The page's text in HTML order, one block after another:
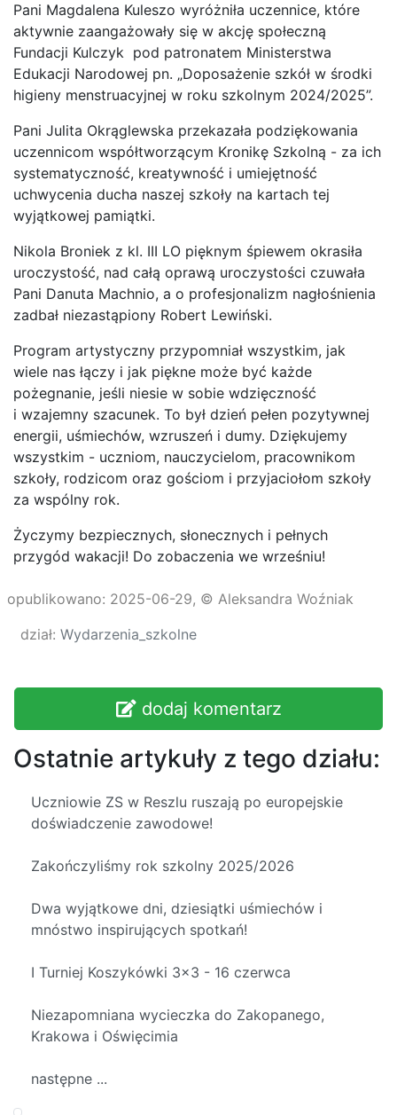
Pani Magdalena Kuleszo wyróżniła uczennice, które
aktywnie zaangażowały się w akcję społeczną
Fundacji Kulczyk pod patronatem Ministerstwa
Edukacji Narodowej pn. „Doposażenie szkół w środki
higieny menstruacyjnej w roku szkolnym 2024/2025”.
Pani Julita Okrąglewska przekazała podziękowania
uczennicom współtworzącym Kronikę Szkolną - za ich
systematyczność, kreatywność i umiejętność
uchwycenia ducha naszej szkoły na kartach tej
wyjątkowej pamiątki.
Nikola Broniek z kl. III LO pięknym śpiewem okrasiła
uroczystość, nad całą oprawą uroczystości czuwała
Pani Danuta Machnio, a o profesjonalizm nagłośnienia
zadbał niezastąpiony Robert Lewiński.
Program artystyczny przypomniał wszystkim, jak
wiele nas łączy i jak piękne może być każde
pożegnanie, jeśli niesie w sobie wdzięczność
i wzajemny szacunek. To był dzień pełen pozytywnej
energii, uśmiechów, wzruszeń i dumy. Dziękujemy
wszystkim - uczniom, nauczycielom, pracownikom
szkoły, rodzicom oraz gościom i przyjaciołom szkoły
za wspólny rok.
Życzymy bezpiecznych, słonecznych i pełnych
przygód wakacji! Do zobaczenia we wrześniu!
opublikowano: 2025-06-29, © Aleksandra Woźniak
dział: Wydarzenia_szkolne
dodaj komentarz
Ostatnie artykuły z tego działu:
Uczniowie ZS w Reszlu ruszają po europejskie
doświadczenie zawodowe!
Zakończyliśmy rok szkolny 2025/2026
Dwa wyjątkowe dni, dziesiątki uśmiechów i
mnóstwo inspirujących spotkań!
I Turniej Koszykówki 3x3 - 16 czerwca
Niezapomniana wycieczka do Zakopanego,
Krakowa i Oświęcimia
następne ...